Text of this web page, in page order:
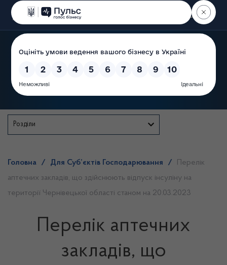
Пошук
Розділи
Головна / Для Суб’єктів Господарювання /
Перелік
аптечних закладів, що здійснюють відпуск інсуліну на
території Чернівецької області станом на 20.03.2023
Перелік аптечних
закладів, що